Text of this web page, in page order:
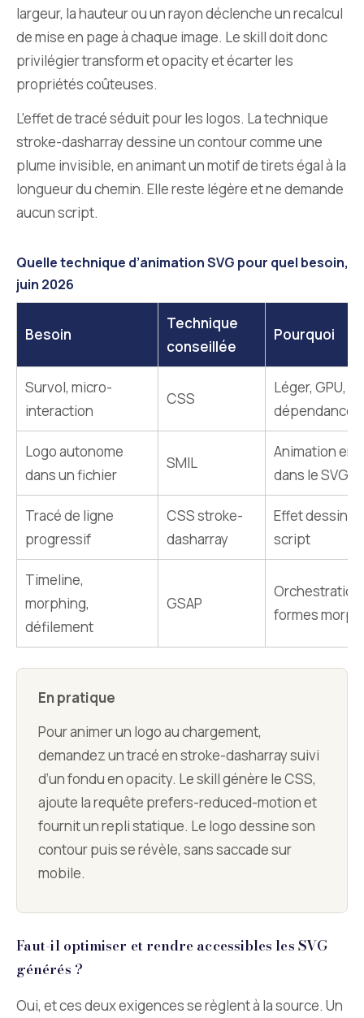
largeur, la hauteur ou un rayon déclenche un recalcul
de mise en page à chaque image. Le skill doit donc
privilégier transform et opacity et écarter les
propriétés coûteuses.
L’effet de tracé séduit pour les logos. La technique
stroke-dasharray dessine un contour comme une
plume invisible, en animant un motif de tirets égal à la
longueur du chemin. Elle reste légère et ne demande
aucun script.
Quelle technique d’animation SVG pour quel besoin,
juin 2026
Besoin
Technique
conseillée
Pourquoi
Survol, micro-
interaction
CSS
Léger, GPU,
dépendance
Logo autonome
dans un fichier
SMIL
Animation
dans le SVG
Tracé de ligne
progressif
CSS stroke-
dasharray
Effet dessin
script
Timeline,
morphing,
défilement
GSAP
formes
En pratique
Pour animer un logo au chargement,
demandez un tracé en stroke-dasharray suivi
d’un fondu en opacity. Le skill génère le CSS,
ajoute la requête prefers-reduced-motion et
fournit un repli statique. Le logo dessine son
contour puis se révèle, sans saccade sur
mobile.
Faut-il optimiser et rendre accessibles les SVG
générés ?
Oui, et ces deux exigences se règlent à la source. Un